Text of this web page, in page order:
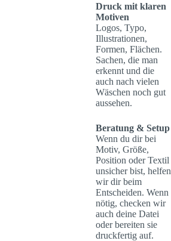
Druck mit klaren
Motiven
Logos, Typo,
Illustrationen,
Formen, Flächen.
Sachen, die man
erkennt und die
auch nach vielen
Wäschen noch gut
aussehen.
Beratung & Setup
Wenn du dir bei
Motiv, Größe,
Position oder Textil
unsicher bist, helfen
wir dir beim
Entscheiden. Wenn
nötig, checken wir
auch deine Datei
oder bereiten sie
druckfertig auf.